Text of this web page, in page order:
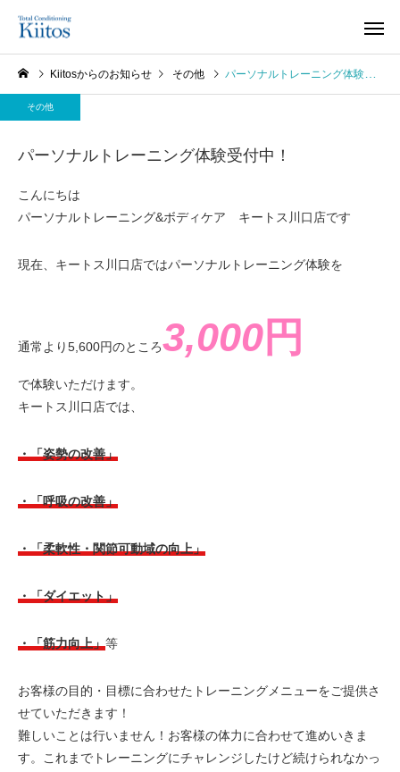
Kiitosからのお知らせ その他 パーソナルトレーニング体験受付中！
その他
パーソナルトレーニング体験受付中！
こんにちは
パーソナルトレーニング&ボディケア キートス川口店です
現在、キートス川口店ではパーソナルトレーニング体験を
通常より5,600円のところ3,000円
で体験いただけます。
キートス川口店では、
・「姿勢の改善」
・「呼吸の改善」
・「柔軟性・関節可動域の向上」
・「ダイエット」
・「筋力向上」等
お客様の目的・目標に合わせたトレーニングメニューをご提供さ
せていただきます！
難しいことは行いません！お客様の体力に合わせて進めいきま
す。これまでトレーニングにチャレンジしたけど続けられなかっ